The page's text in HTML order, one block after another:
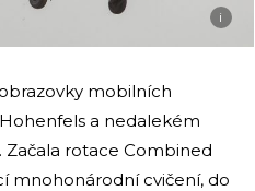
i
mobilních
a nedalekém
Začala rotace Combined
mnohonárodní cvičení, do